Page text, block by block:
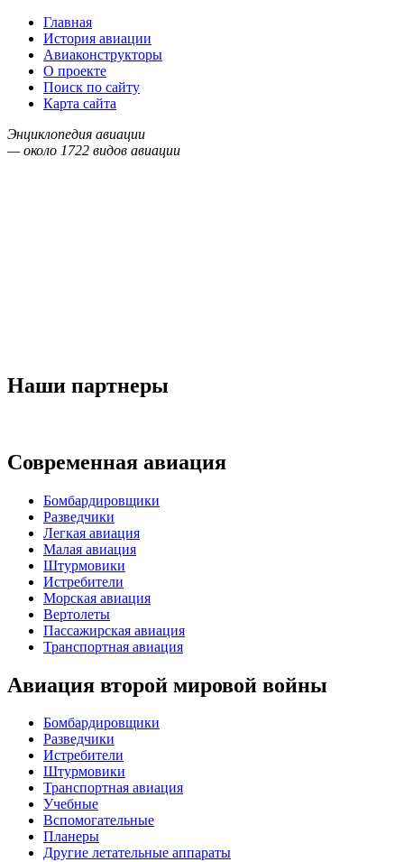
Главная
История авиации
Авиаконструкторы
О проекте
Поиск по сайту
Карта сайта
Энциклопедия авиации
— около 1722 видов авиации
Наши партнеры
Современная авиация
Бомбардировщики
Разведчики
Легкая авиация
Малая авиация
Штурмовики
Истребители
Морская авиация
Вертолеты
Пассажирская авиация
Транспортная авиация
Авиация второй мировой войны
Бомбардировщики
Разведчики
Истребители
Штурмовики
Транспортная авиация
Учебные
Вспомогательные
Планеры
Другие летательные аппараты